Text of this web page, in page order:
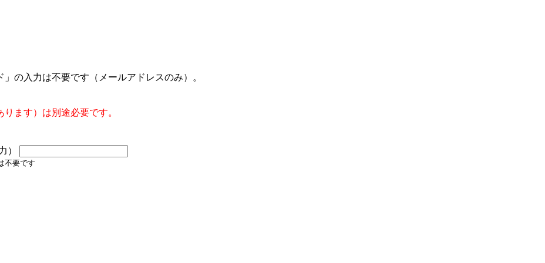
の入力は不要です（メールアドレスのみ）。
ます）は別途必要です。
）
不要です